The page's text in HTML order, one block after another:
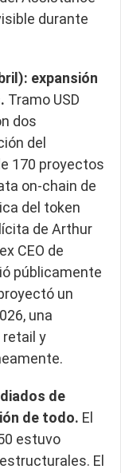
durante
expansión
Tramo USD
dos
del
170 proyectos
on-chain de
del token
de Arthur
CEO de
públicamente
un
una
y
de
de todo. El
estuvo
El